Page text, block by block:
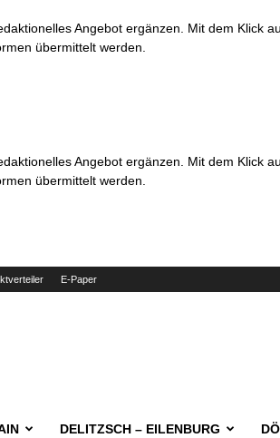
Angebot ergänzen. Mit dem Klick
übermittelt werden.
Angebot ergänzen. Mit dem Klick
übermittelt werden.
E-Paper
DELITZSCH – EILENBURG